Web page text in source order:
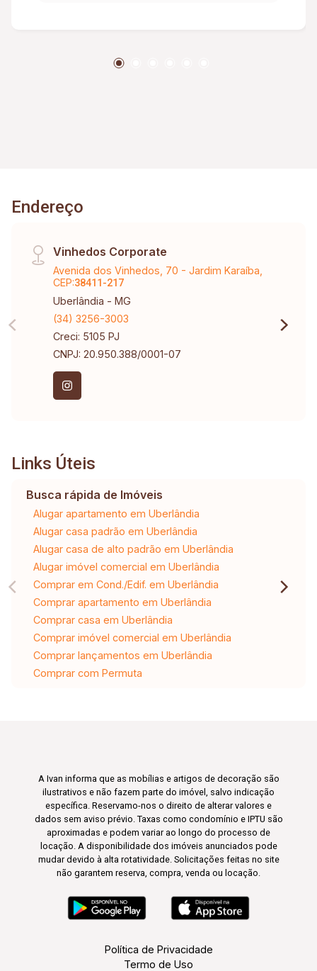
Endereço
Vinhedos Corporate
Avenida dos Vinhedos, 70 - Jardim Karaíba,
CEP:38411-217
Uberlândia - MG
(34) 3256-3003
Creci: 5105 PJ
CNPJ: 20.950.388/0001-07
Links Úteis
Busca rápida de Imóveis
Alugar apartamento em Uberlândia
Alugar casa padrão em Uberlândia
Alugar casa de alto padrão em Uberlândia
Alugar imóvel comercial em Uberlândia
Comprar em Cond./Edif. em Uberlândia
Comprar apartamento em Uberlândia
Comprar casa em Uberlândia
Comprar imóvel comercial em Uberlândia
Comprar lançamentos em Uberlândia
Comprar com Permuta
A Ivan informa que as mobílias e artigos de decoração são
ilustrativos e não fazem parte do imóvel, salvo indicação
específica. Reservamo-nos o direito de alterar valores e
dados sem aviso prévio. Taxas como condomínio e IPTU são
aproximadas e podem variar ao longo do processo de
locação. A disponibilidade dos imóveis anunciados pode
mudar devido à alta rotatividade. Solicitações feitas no site
não garantem reserva, compra, venda ou locação.
Política de Privacidade
Termo de Uso